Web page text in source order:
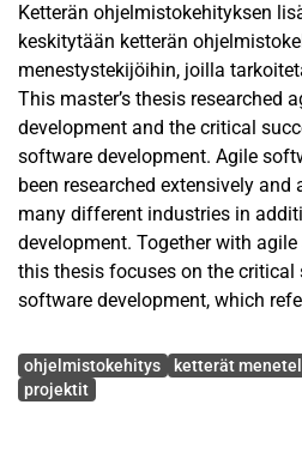
Ketterän ohjelmistokehityksen
keskitytään ketterän
menestystekijöihin, joilla
ominaisuuksia, toimintatapoja ja
antavat parhaan mahdollisuuden
sanoen, tutkielma pyrkii
ketterässä ohjelmistoprojektissa
Ketteriä
hyvin erilaisin tavoin, mutta
ohjelmistokehitys tapahtuu
kommunikoinnin ja
ketteriä menetelmiä käytetään
This master’s thesis researched
development and the critical
software development. Agile
been researched extensively
many different industries in
development. Together with
this thesis focuses on the
software development, which
the best chance of success. In
seeks to explain what is required
Avainsanat
ohjelmistokehitys ketterät
projektit